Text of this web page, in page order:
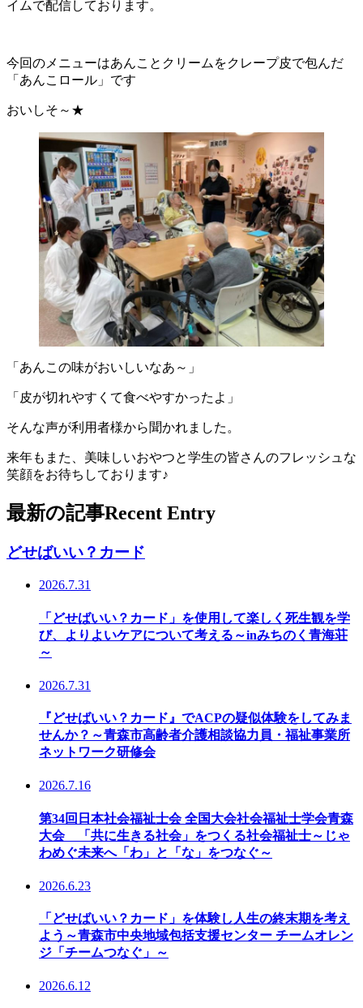
イムで配信しております。
今回のメニューはあんことクリームをクレープ皮で包んだ
「あんこロール」です
おいしそ～★
「あんこの味がおいしいなあ～」
「皮が切れやすくて食べやすかったよ」
そんな声が利用者様から聞かれました。
来年もまた、美味しいおやつと学生の皆さんのフレッシュな
笑顔をお待ちしております♪
最新の記事Recent Entry
どせばいい？カード
2026.7.31
「どせばいい？カード」を使用して楽しく死生観を学
び、よりよいケアについて考える～inみちのく青海荘
～
2026.7.31
『どせばいい？カード』でACPの疑似体験をしてみま
せんか？～青森市高齢者介護相談協力員・福祉事業所
ネットワーク研修会
2026.7.16
第34回日本社会福祉士会 全国大会社会福祉士学会青森
大会 「共に生きる社会」をつくる社会福祉士～じゃ
わめぐ未来へ「わ」と「な」をつなぐ～
2026.6.23
「どせばいい？カード」を体験し人生の終末期を考え
よう～青森市中央地域包括支援センター チームオレン
ジ「チームつなぐ」～
2026.6.12